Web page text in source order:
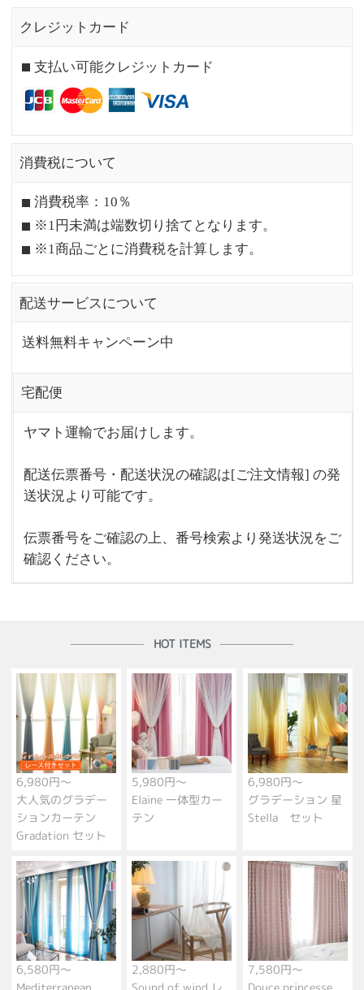
クレジットカード
支払い可能クレジットカード
消費税について
消費税率：10％
※1円未満は端数切り捨てとなります。
※1商品ごとに消費税を計算します。
配送サービスについて
送料無料キャンペーン中
宅配便
ヤマト運輸でお届けします。
配送伝票番号・配送状況の確認は[ご注文情報] の発
送状況より可能です。
伝票番号をご確認の上、番号検索より発送状況をご
確認ください。
HOT ITEMS
6,980円～
大人気のグラデー
ションカーテン
Gradation セット
5,980円～
Elaine 一体型カー
テン
6,980円～
グラデーション 星
Stella セット
6,580円～
2,880円～
7,580円～